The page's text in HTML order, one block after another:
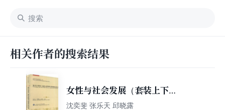
相关作者的搜索结果
女性与社会发展（套装上下
册）
沈奕斐 张乐天 邱晓露